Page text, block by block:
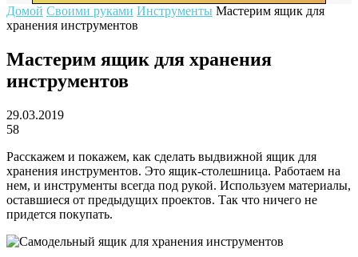
Домой Своими руками Инструменты Мастерим ящик для
хранения инструментов
Мастерим ящик для хранения
инструментов
29.03.2019
58
Расскажем и покажем, как сделать выдвижной ящик для
хранения инструментов. Это ящик-столешница. Работаем на
нем, и инструменты всегда под рукой. Используем материалы,
оставшиеся от предыдущих проектов. Так что ничего не
придется покупать.